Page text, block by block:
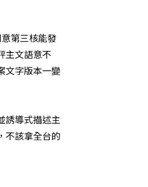
第三核能發
主文語意不
文字版本一變
誘導式描述主
不該拿全台的